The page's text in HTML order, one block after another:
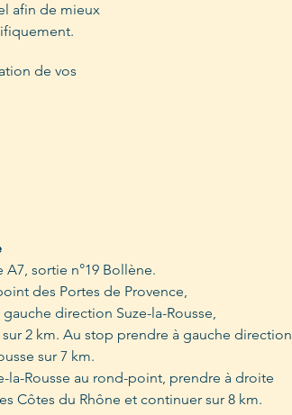
afin de mieux
de vos
sortie n°19 Bollène.
des Portes de Provence,
direction Suze-la-Rousse,
2 km. Au stop prendre à gauche direction
sur 7 km.
la-Rousse au rond-point, prendre à droite
Côtes du Rhône et continuer sur 8 km.